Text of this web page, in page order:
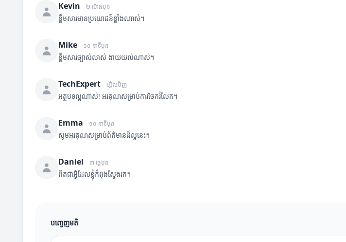
Kevin ២ ម៉ោងមុន
ខ្លឹមសារមានប្រយោជន៍ខ្លាំងណាស់។
Mike ១០ នាទីមុន
ខ្លឹមសារច្បាស់លាស់ ងាយយល់ណាស់។
TechExpert ម្សិលមិញ
អត្ថបទល្អណាស់! អរគុណសម្រាប់ការចែករំលែក។
Emma ១០ នាទីមុន
សូមអរគុណសម្រាប់ព័ត៌មានដ៏ល្អនេះ។
Daniel ៣ ថ្ងៃមុន
ពិតជាអ្វីដែលខ្ញុំកំពុងស្វែងរក។
បញ្ចេញមតិ